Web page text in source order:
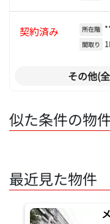
契約済み 所在階
間取り
その他(
似た条件の物
最近見た物件